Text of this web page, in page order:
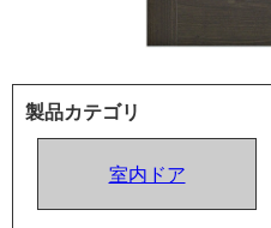
製品カテゴリ
室内ドア